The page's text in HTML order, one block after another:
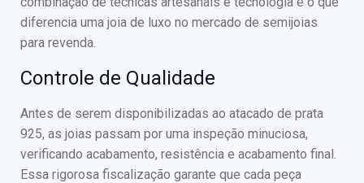
diferencia uma joia de luxo no mercado de semijoias
para revenda.
Controle de Qualidade
Antes de serem disponibilizadas ao atacado de prata
925, as joias passam por uma inspeção minuciosa,
verificando acabamento, resistência e acabamento final.
Essa rigorosa fiscalização garante que cada peça